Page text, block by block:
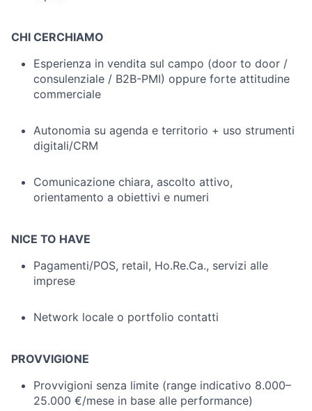
CHI CERCHIAMO
Esperienza in vendita sul campo (door to door /
consulenziale / B2B-PMI) oppure forte attitudine
commerciale
Autonomia su agenda e territorio + uso strumenti
digitali/CRM
Comunicazione chiara, ascolto attivo,
orientamento a obiettivi e numeri
NICE TO HAVE
Pagamenti/POS, retail, Ho.Re.Ca., servizi alle
imprese
Network locale o portfolio contatti
PROVVIGIONE
Provvigioni senza limite (range indicativo 8.000–
25.000 €/mese in base alle performance)